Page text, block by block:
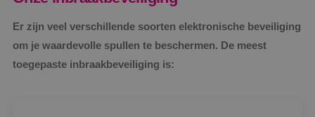
Er zijn veel verschillende soorten elektronische beveiliging
om je waardevolle spullen te beschermen. De meest
toegepaste inbraakbeveiliging is: